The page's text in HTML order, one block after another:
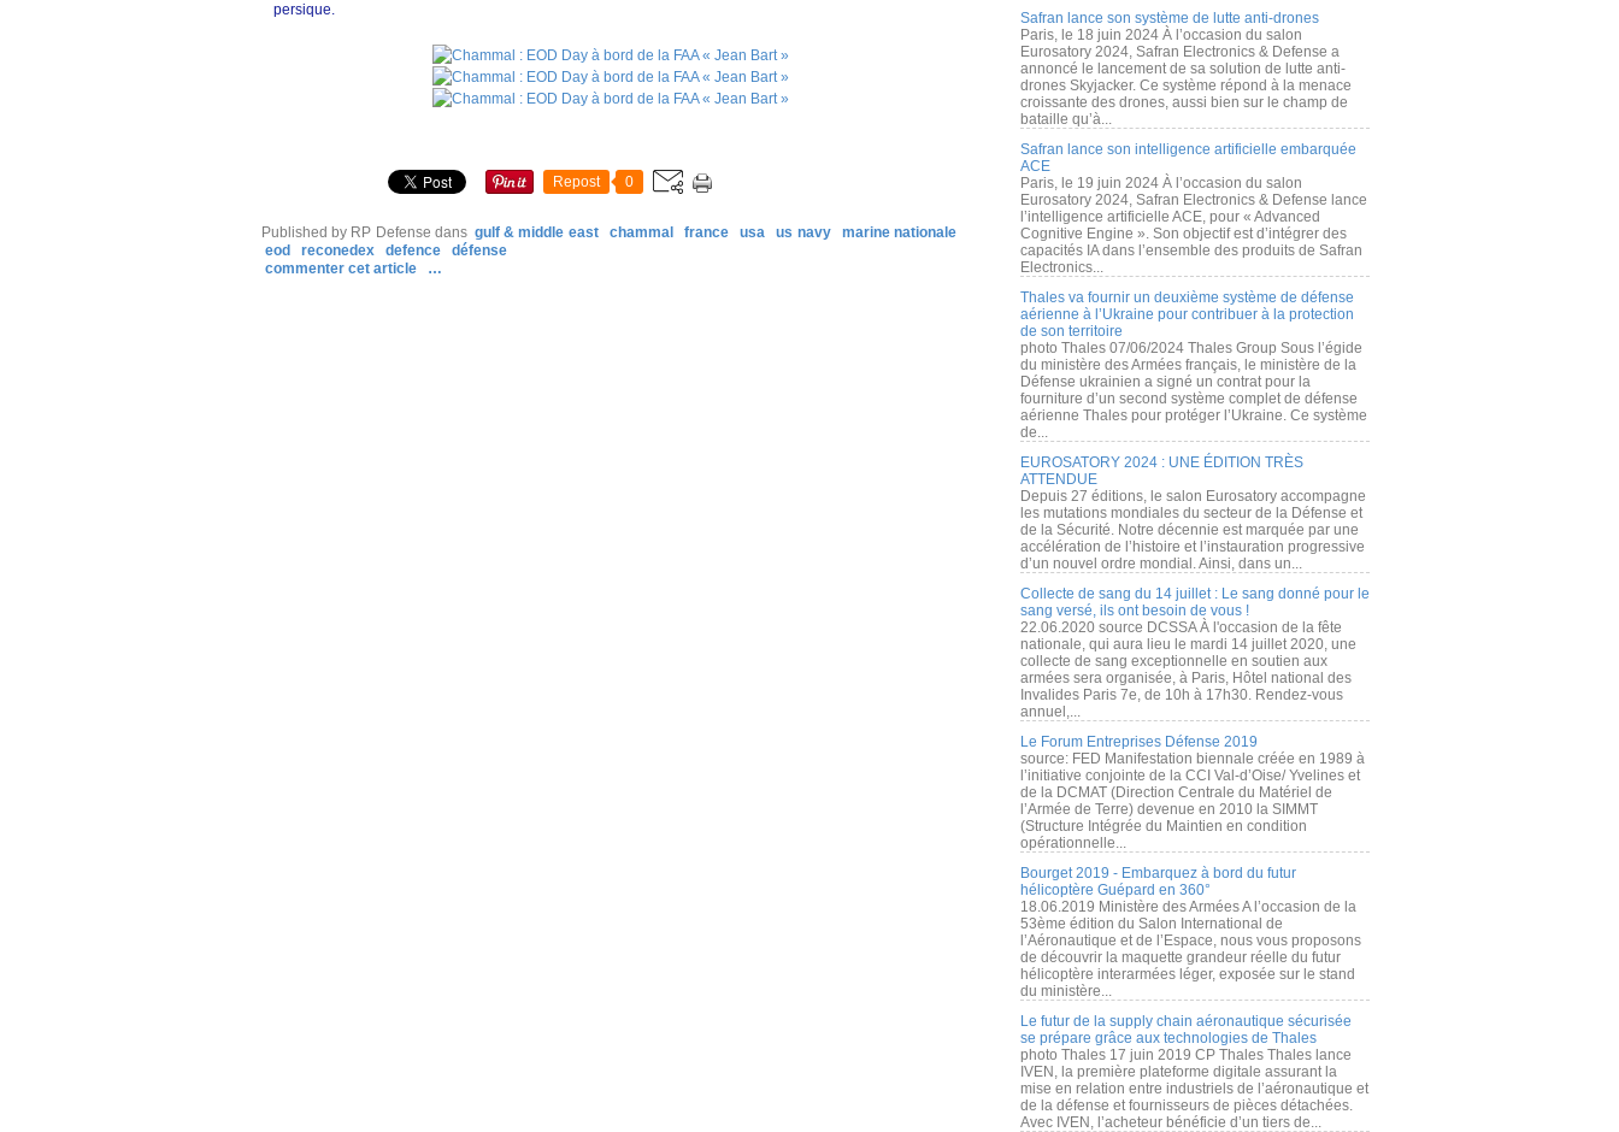
persique.
Repost 0
Published by RP Defense dans gulf & middle east chammal france usa us navy
marine nationale
eod
reconedex defence
défense
commenter cet article
…
Safran lance son système de lutte anti-drones
Paris, le 18 juin 2024 À l’occasion du salon
Eurosatory 2024, Safran Electronics & Defense a
annoncé le lancement de sa solution de lutte anti-
drones Skyjacker. Ce système répond à la menace
croissante des drones, aussi bien sur le champ de
bataille qu’à...
Safran lance son intelligence artificielle embarquée
ACE
Paris, le 19 juin 2024 À l’occasion du salon
Eurosatory 2024, Safran Electronics & Defense lance
l’intelligence artificielle ACE, pour « Advanced
Cognitive Engine ». Son objectif est d’intégrer des
capacités IA dans l’ensemble des produits de Safran
Electronics...
Thales va fournir un deuxième système de défense
aérienne à l’Ukraine pour contribuer à la protection
de son territoire
photo Thales 07/06/2024 Thales Group Sous l’égide
du ministère des Armées français, le ministère de la
Défense ukrainien a signé un contrat pour la
fourniture d’un second système complet de défense
aérienne Thales pour protéger l’Ukraine. Ce système
de...
EUROSATORY 2024 : UNE ÉDITION TRÈS
ATTENDUE
Depuis 27 éditions, le salon Eurosatory accompagne
les mutations mondiales du secteur de la Défense et
de la Sécurité. Notre décennie est marquée par une
accélération de l’histoire et l’instauration progressive
d’un nouvel ordre mondial. Ainsi, dans un...
Collecte de sang du 14 juillet : Le sang donné pour le
sang versé, ils ont besoin de vous !
22.06.2020 source DCSSA À l'occasion de la fête
nationale, qui aura lieu le mardi 14 juillet 2020, une
collecte de sang exceptionnelle en soutien aux
armées sera organisée, à Paris, Hôtel national des
Invalides Paris 7e, de 10h à 17h30. Rendez-vous
annuel,...
Le Forum Entreprises Défense 2019
source: FED Manifestation biennale créée en 1989 à
l’initiative conjointe de la CCI Val-d’Oise/ Yvelines et
de la DCMAT (Direction Centrale du Matériel de
l’Armée de Terre) devenue en 2010 la SIMMT
(Structure Intégrée du Maintien en condition
opérationnelle...
Bourget 2019 - Embarquez à bord du futur
hélicoptère Guépard en 360°
18.06.2019 Ministère des Armées A l’occasion de la
53ème édition du Salon International de
l’Aéronautique et de l’Espace, nous vous proposons
de découvrir la maquette grandeur réelle du futur
hélicoptère interarmées léger, exposée sur le stand
du ministère...
Le futur de la supply chain aéronautique sécurisée
se prépare grâce aux technologies de Thales
photo Thales 17 juin 2019 CP Thales Thales lance
IVEN, la première plateforme digitale assurant la
mise en relation entre industriels de l’aéronautique et
de la défense et fournisseurs de pièces détachées.
Avec IVEN, l’acheteur bénéficie d’un tiers de...